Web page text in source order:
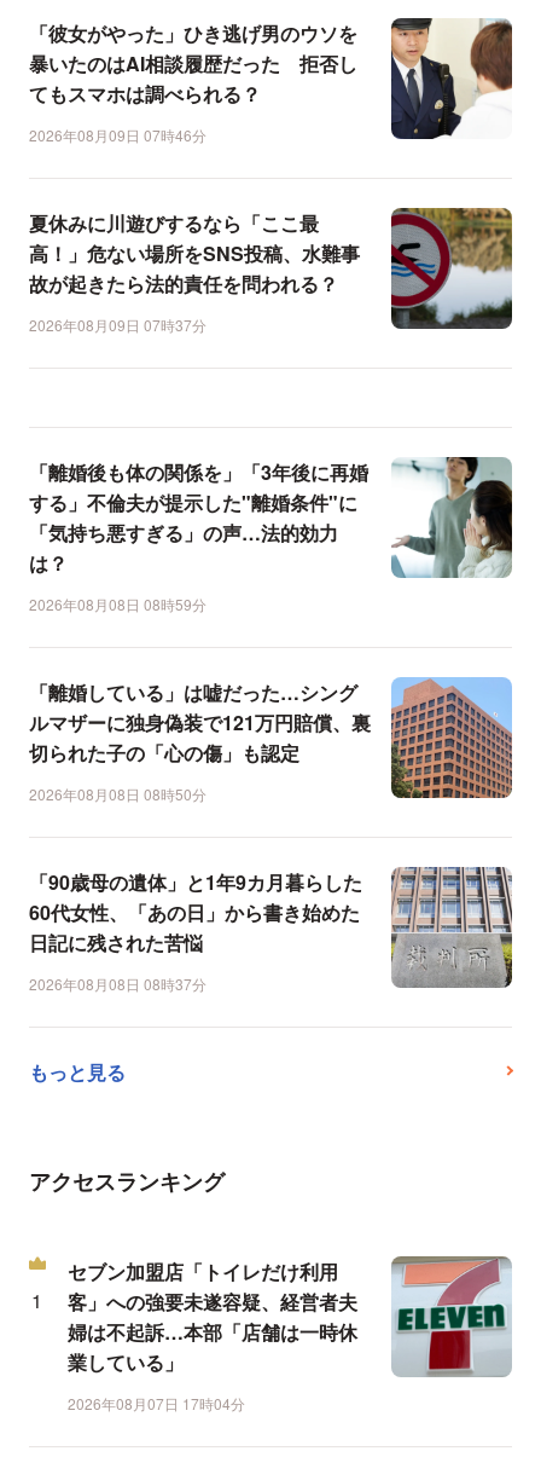
「彼女がやった」ひき逃げ男のウソを
暴いたのはAI相談履歴だった 拒否し
てもスマホは調べられる？
2026年08月09日 07時46分
夏休みに川遊びするなら「ここ最
高！」危ない場所をSNS投稿、水難事
故が起きたら法的責任を問われる？
2026年08月09日 07時37分
「離婚後も体の関係を」「3年後に再婚
する」不倫夫が提示した"離婚条件"に
「気持ち悪すぎる」の声…法的効力
は？
2026年08月08日 08時59分
「離婚している」は嘘だった…シング
ルマザーに独身偽装で121万円賠償、裏
切られた子の「心の傷」も認定
2026年08月08日 08時50分
「90歳母の遺体」と1年9カ月暮らした
60代女性、「あの日」から書き始めた
日記に残された苦悩
2026年08月08日 08時37分
もっと見る
アクセスランキング
セブン加盟店「トイレだけ利用
客」への強要未遂容疑、経営者夫
婦は不起訴…本部「店舗は一時休
業している」
2026年08月07日 17時04分